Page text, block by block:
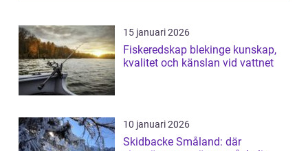
15 januari 2026
Fiskeredskap blekinge kunskap,
kvalitet och känslan vid vattnet
10 januari 2026
Skidbacke Småland: där